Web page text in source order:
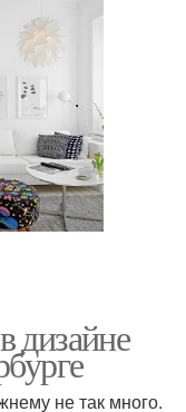
дизайне
не так много.